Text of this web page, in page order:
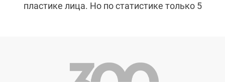
пластике лица. Но по статистике только 5
в прессе. Животрепещущая тема